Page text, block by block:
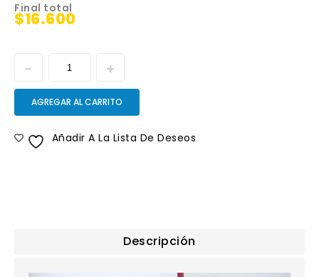
Final total
$16.600
AGREGAR AL CARRITO
Añadir A La Lista De Deseos
Descripción